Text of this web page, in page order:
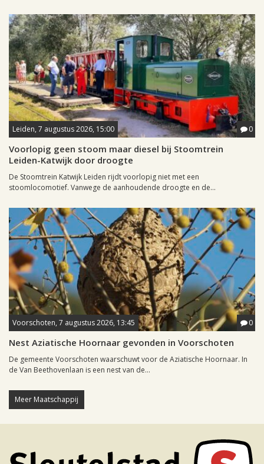
Leiden, 7 augustus 2026, 15:00 0
Voorlopig geen stoom maar diesel bij Stoomtrein
Leiden-Katwijk door droogte
De Stoomtrein Katwijk Leiden rijdt voorlopig niet met een
stoomlocomotief. Vanwege de aanhoudende droogte en de...
Voorschoten, 7 augustus 2026, 13:45 0
Nest Aziatische Hoornaar gevonden in Voorschoten
De gemeente Voorschoten waarschuwt voor de Aziatische Hoornaar. In
de Van Beethovenlaan is een nest van de...
Meer Maatschappij